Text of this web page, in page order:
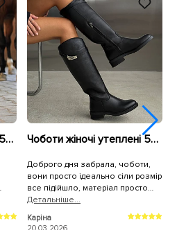
Чоботи жіночі утеплені 590331 Молочні Чоботи жіночі утеплені 594297 Чорні
Доброго дня забрала, чоботи,
вони просто ідеально сіли розмір
все підійшло, матеріал просто
вау, а доставка була
максимально швидкою, дуже вам
дякую 🙏🫂
Детальнiше...
Каріна
20.03.2026